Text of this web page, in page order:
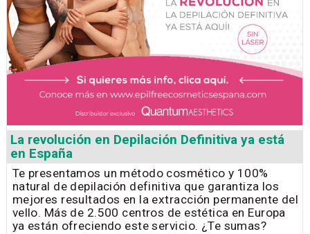
La revolución en Depilación Definitiva ya está
en España
Te presentamos un método cosmético y 100%
natural de depilación definitiva que garantiza los
mejores resultados en la extracción permanente del
vello. Más de 2.500 centros de estética en Europa
ya están ofreciendo este servicio. ¿Te sumas?